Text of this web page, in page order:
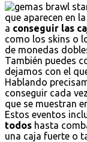
que aparecen en
a conseguir las
como los skins o
de monedas
También puedes
dejamos con el
Hablando
conseguir cada
que se muestran
Estos eventos
todos hasta
una caja fuerte o